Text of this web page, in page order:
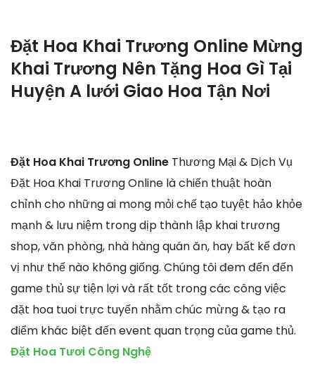
Đặt Hoa Khai Trương Online Mừng
Khai Trương Nên Tặng Hoa Gì Tại
Huyện A lưới Giao Hoa Tận Nơi
Đặt Hoa Khai Trương Online Thương Mại & Dịch Vụ
Đặt Hoa Khai Trương Online là chiến thuật hoàn
chỉnh cho những ai mong mỏi chế tạo tuyệt hảo khỏe
mạnh & lưu niệm trong dịp thành lập khai trương
shop, văn phòng, nhà hàng quán ăn, hay bất kể đơn
vị như thế nào không giống. Chúng tôi đem đến đến
game thủ sự tiện lợi và rất tốt trong các công việc
đặt hoa tuoi trực tuyến nhằm chúc mừng & tạo ra
điểm khác biệt đến event quan trọng của game thủ.
Đặt Hoa Tươi Công Nghệ